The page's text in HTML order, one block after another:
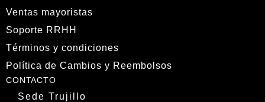
Ventas mayoristas
Soporte RRHH
Términos y condiciones
Política de Cambios y Reembolsos
CONTACTO
Sede Trujillo